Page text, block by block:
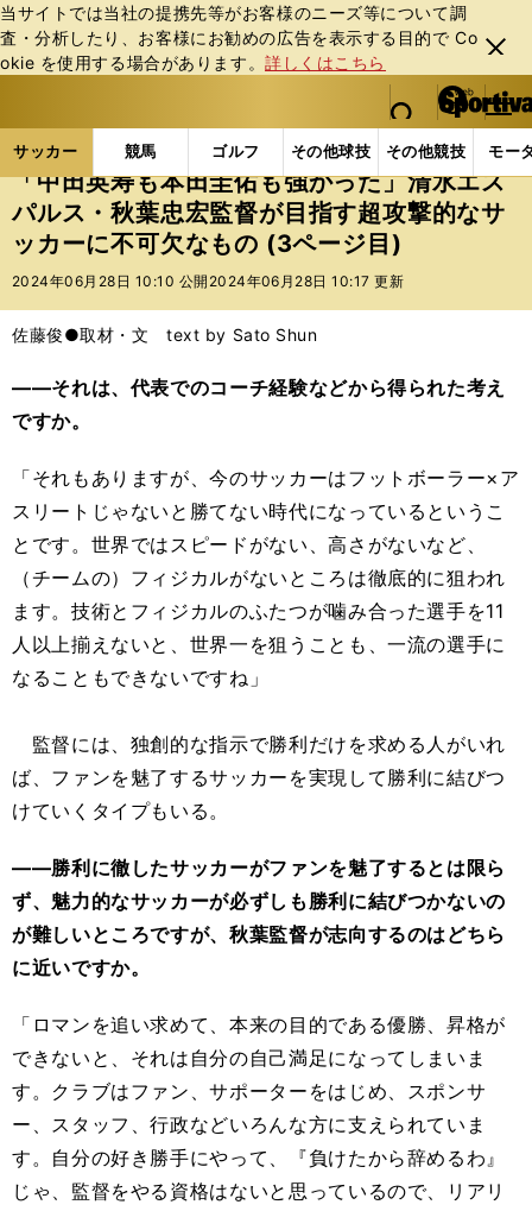
当サイトでは当社の提携先等がお客様のニーズ等について調
査・分析したり、お客様にお勧めの広告を表⽰する⽬的で Co
okie を使⽤する場合があります。詳しくはこちら
閉じ
る
web Sportiva (webスポルティーバ)
検索
マイペ
ー
ジ
メニュ
サッカー 競馬 ゴルフ その他球技 その他競技 モー
ス
ポ
ル
テ
ー
バ
サッカーの記事一覧 Jリーグ他 「中田英寿も本田
「中田英寿も本田圭佑も強かった」清水エス
パルス・秋葉忠宏監督が目指す超攻撃的なサ
ッカーに不可欠なもの (3ページ目)
2024年06月28日 10:10 公開 2024年06月28日 10:17 更新
佐藤俊●取材・文 text by Sato Shun
――それは、代表でのコーチ経験などから得られた考え
ですか。
「それもありますが、今のサッカーはフットボーラー×ア
スリートじゃないと勝てない時代になっているというこ
とです。世界ではスピードがない、高さがないなど、
（チームの）フィジカルがないところは徹底的に狙われ
ます。技術とフィジカルのふたつが噛み合った選手を11
人以上揃えないと、世界一を狙うことも、一流の選手に
なることもできないですね」
監督には、独創的な指示で勝利だけを求める人がいれ
ば、ファンを魅了するサッカーを実現して勝利に結びつ
けていくタイプもいる。
――勝利に徹したサッカーがファンを魅了するとは限ら
ず、魅力的なサッカーが必ずしも勝利に結びつかないの
が難しいところですが、秋葉監督が志向するのはどちら
に近いですか。
「ロマンを追い求めて、本来の目的である優勝、昇格が
できないと、それは自分の自己満足になってしまいま
す。クラブはファン、サポーターをはじめ、スポンサ
ー、スタッフ、行政などいろんな方に支えられていま
す。自分の好き勝手にやって、『負けたから辞めるわ』
じゃ、監督をやる資格はないと思っているので、リアリ